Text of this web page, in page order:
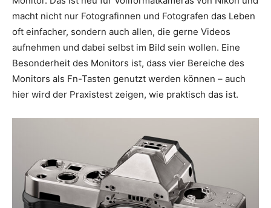
macht nicht nur Fotografinnen und Fotografen das Leben
oft einfacher, sondern auch allen, die gerne Videos
aufnehmen und dabei selbst im Bild sein wollen. Eine
Besonderheit des Monitors ist, dass vier Bereiche des
Monitors als Fn-Tasten genutzt werden können – auch
hier wird der Praxistest zeigen, wie praktisch das ist.